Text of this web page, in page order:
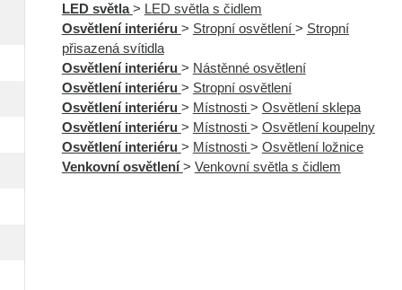
LED světla> LED světla s čidlem
Osvětlení interiéru > Stropní osvětlení > Stropní
přisazená svítidla
Osvětlení interiéru > Nástěnné osvětlení
Osvětlení interiéru > Stropní osvětlení
Osvětlení interiéru > Místnosti > Osvětlení sklepa
Osvětlení interiéru > Místnosti > Osvětlení koupelny
Osvětlení interiéru > Místnosti > Osvětlení ložnice
Venkovní osvětlení> Venkovní světla s čidlem